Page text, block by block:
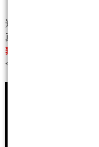
難道
真的要
棄台積電，轉聯發科！？
今天節目詳細解析